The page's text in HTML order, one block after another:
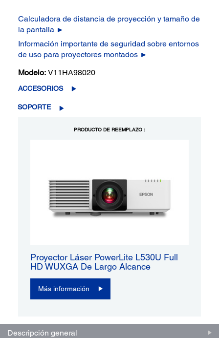
Calculadora de distancia de proyección y tamaño de
la pantalla ►
Información importante de seguridad sobre entornos
de uso para proyectores montados ►
Modelo: V11HA98020
ACCESORIOS
SOPORTE
PRODUCTO DE REEMPLAZO :
Proyector Láser PowerLite L530U Full
HD WUXGA De Largo Alcance
Más información
Descripción general